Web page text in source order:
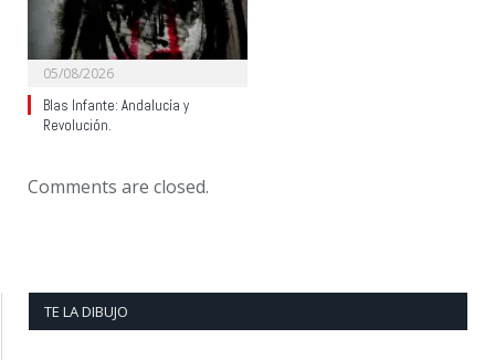
05/08/2026
Blas Infante: Andalucía y
Revolución.
Comments are closed.
TE LA DIBUJO